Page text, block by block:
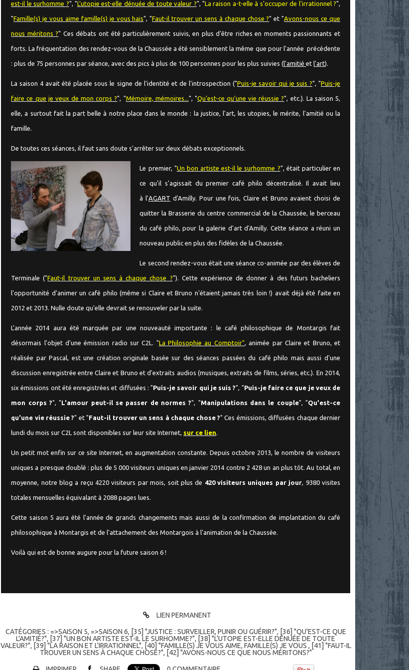
est-il le surhomme ?", "L'utopie est-elle dénuée de toute valeur ?", "La raison a-t-elle à s'occuper de l'irrationnel ?",
"Famille(s) je vous aime famille(s) je vous hais", "Faut-il trouver un sens à chaque chose ?" et "Avons-nous ce que
nous méritons ?" Ces débats ont été particulièrement suivis, en plus d'être riches en moments passionnants et
forts. La fréquentation des rendez-vous de la Chaussée a été sensiblement la même que pour l'année précédente
: plus de 75 personnes par séance, avec des pics à plus de 100 personnes pour les plus suivies (l'amitiéetl'art).
La saison 4 avait été placée sous le signe de l'identité et de l'introspection ("Puis-je savoir qui je suis ?", "Puis-je
faire ce que je veux de mon corps ?", "Mémoire, mémoires... ", "Qu'est-ce qu'une vie réussie ?", etc.). La saison 5,
elle, a surtout fait la part belle à notre place dans le monde : la justice, l'art, les utopies, le mérite, l'amitié ou la
famille.
De toutes ces séances, il faut sans doute s'arrêter sur deux débats exceptionnels.
Le premier, "Un bon artiste est-il le surhomme ?", était particulier en
ce qu'il s'agissait du premier café philo décentralisé. Il avait lieu
à l'AGART d'Amilly. Pour une fois, Claire et Bruno avaient choisi de
quitter la Brasserie du centre commercial de la Chaussée, le berceau
du café philo, pour la galerie d'art d'Amilly. Cette séance a réuni un
nouveau public en plus des fidèles de la Chaussée.
Le second rendez-vous était une séance co-animée par des élèves de
Terminale ("Faut-il trouver un sens à chaque chose ?"). Cette expérience de donner à des futurs bacheliers
l'opportunité d'animer un café philo (même si Claire et Bruno n'étaient jamais très loin !) avait déjà été faite en
2012 et 2013. Nulle doute qu'elle devrait se renouveler par la suite.
L'année 2014 aura été marquée par une nouveauté importante : le café philosophique de Montargis fait
désormais l'objet d'une émission radio sur C2L. "La Philosophie au Comptoir" , animée par Claire et Bruno, et
réalisée par Pascal, est une création originale basée sur des séances passées du café philo mais aussi d'une
discussion enregistrée entre Claire et Bruno et d'extraits audios (musiques, extraits de films, séries, etc.). En 2014,
six émissions ont été enregistrées et diffusées : "Puis-je savoir qui je suis ?", "Puis-je faire ce que je veux de
mon corps ?", "L'amour peut-il se passer de normes ?", "Manipulations dans le couple", "Qu'est-ce
qu'une vie réussie ?" et "Faut-il trouver un sens à chaque chose ?" Ces émissions, diffusées chaque dernier
lundi du mois sur C2L sont disponibles sur leur site Internet, sur ce lien
Un petit mot enfin sur ce site Internet, en augmentation constante. Depuis octobre 2013, le nombre de visiteurs
uniques a presque doublé : plus de 5 000 visiteurs uniques en janvier 2014 contre 2 428 un an plus tôt. Au total, en
moyenne, notre blog a reçu 4220 visiteurs par mois, soit plus de 420 visiteurs uniques par jour , 9380 visites
totales mensuelles équivalant à 2088 pages lues.
Cette saison 5 aura été l'année de grands changements mais aussi de la confirmation de implantation du café
philosophique à Montargis et de l'attachement des Montargois à l'animation de la Chaussée.
Voilà qui est de bonne augure pour la future saison 6 !
LIEN PERMANENT
CATÉGORIES : =>SAISON 5, =>SAISON 6, [35] "JUSTICE : SURVEILLER, PUNIR OU GUÉRIR?", [36] "QU'EST-CE QUE
L'AMITIÉ?", [37] "UN BON ARTISTE EST-IL LE SURHOMME?", [38] "L’UTOPIE EST-ELLE DÉNUÉE DE TOUTE
VALEUR?", [39] "LA RAISON ET L'IRRATIONNEL", [40] "FAMILLE(S) JE VOUS AIME, FAMILLE(S) JE VOUS , [41] "FAUT-IL
TROUVER UN SENS À CHAQUE CHOSE?", [42] "AVONS-NOUS CE QUE NOUS MÉRITONS?"